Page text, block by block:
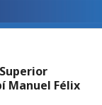
Manuel Félix